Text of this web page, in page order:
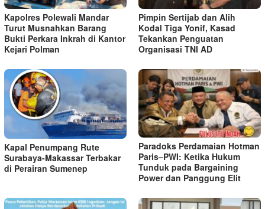
Kapolres Polewali Mandar
Turut Musnahkan Barang
Bukti Perkara Inkrah di Kantor
Kejari Polman
Pimpin Sertijab dan Alih
Kodal Tiga Yonif, Kasad
Tekankan Penguatan
Organisasi TNI AD
Kapal Penumpang Rute
Surabaya-Makassar Terbakar
di Perairan Sumenep
Paradoks Perdamaian Hotman
Paris–PWI: Ketika Hukum
Tunduk pada Bargaining
Power dan Panggung Elit